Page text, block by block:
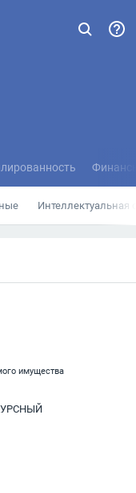
Интеллектуальная
имущества